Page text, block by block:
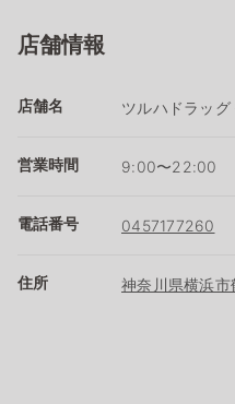
店舗情報
店舗名 ツルハドラッ
営業時間 9:00〜22:00
電話番号 0457177260
住所 神奈川県横浜市